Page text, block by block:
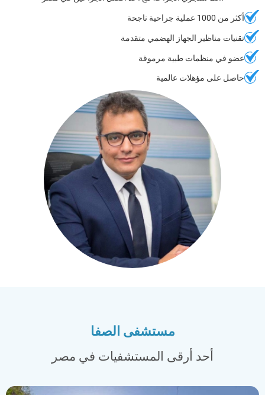
أكثر من 1000 عملية جراحية ناجحة
تقنيات مناظير الجهاز الهضمي متقدمة
عضو في منظمات طبية مرموقة
حاصل على مؤهلات عالمية
مستشفى الصفا
أحد أرقى المستشفيات في مصر